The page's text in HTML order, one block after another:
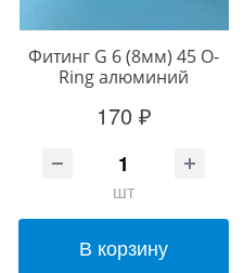
Фитинг G 6 (8мм) 45 O-
Ring алюминий
170 ₽
шт
В корзину